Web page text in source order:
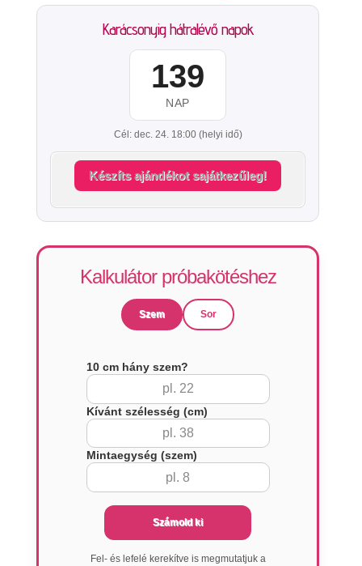
Karácsonyig hátralévő napok
139
NAP
Cél: dec. 24. 18:00 (helyi idő)
Készíts ajándékot sajátkezűleg!
Kalkulátor próbakötéshez
Szem Sor
10 cm hány szem?
Kívánt szélesség (cm)
Mintaegység (szem)
Számold ki
Fel- és lefelé kerekítve is megmutatjuk a